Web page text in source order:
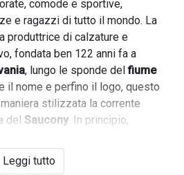
comode e sportive,
e ragazzi di tutto il mondo. La
produttrice di calzature e
fondata ben 122 anni fa a
, lungo le sponde delfiume
il nome e perfino il logo, questo
stilizzata la corrente
del Saucony. In principio,
Oggi la
e produce scarpe da corsa e
Leggi tutto